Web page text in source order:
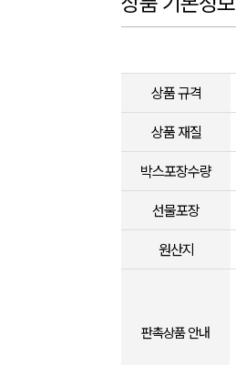
상품 규격
상품 재질
박스포장수량
선물포장
원산지
판촉상품 안내